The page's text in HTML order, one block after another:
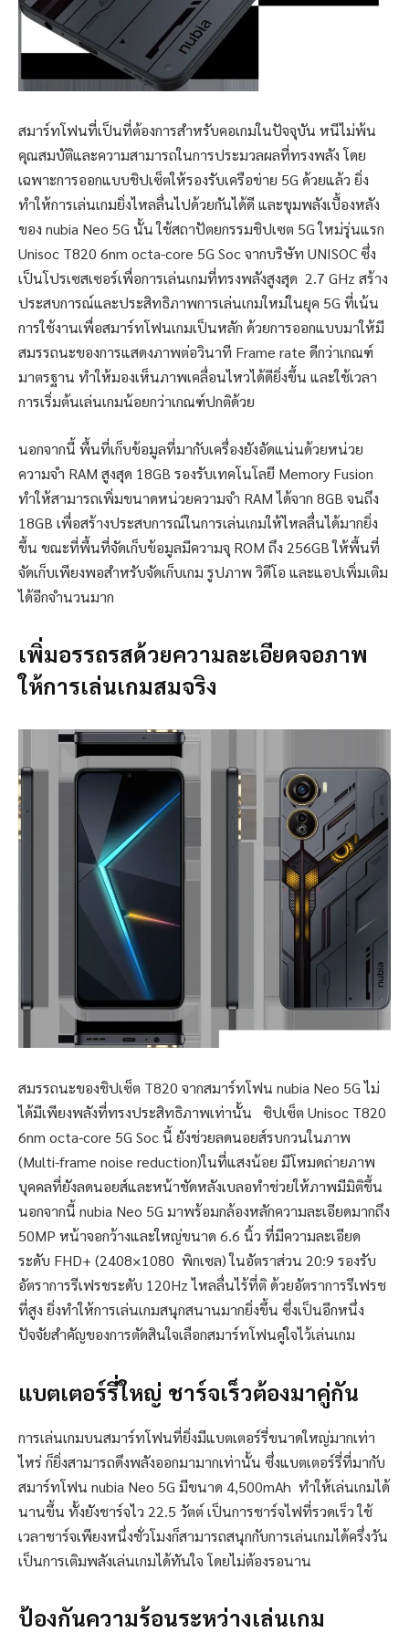
สมาร์ทโฟนที่เป็นที่ต้องการสำหรับคอเกมในปัจจุบัน หนีไม่พ้น
คุณสมบัติและความสามารถในการประมวลผลที่ทรงพลัง โดย
เฉพาะการออกแบบชิปเซ็ตให้รองรับเครือข่าย 5G ด้วยแล้ว ยิ่ง
ทำให้การเล่นเกมยิ่งไหลลื่นไปด้วยกันได้ดี และขุมพลังเบื้องหลัง
ของ nubia Neo 5G นั้น ใช้สถาปัตยกรรมชิปเซต 5G ใหม่รุ่นแรก
Unisoc T820 6nm octa-core 5G Soc จากบริษัท UNISOC ซึ่ง
เป็นโปรเซสเซอร์เพื่อการเล่นเกมที่ทรงพลังสูงสุด 2.7 GHz สร้าง
ประสบการณ์และประสิทธิภาพการเล่นเกมใหม่ในยุค 5G ที่เน้น
การใช้งานเพื่อสมาร์ทโฟนเกมเป็นหลัก ด้วยการออกแบบมาให้มี
สมรรถนะของการแสดงภาพต่อวินาที Frame rate ดีกว่าเกณฑ์
มาตรฐาน ทำให้มองเห็นภาพเคลื่อนไหวได้ดียิ่งขึ้น และใช้เวลา
การเริ่มต้นเล่นเกมน้อยกว่าเกณฑ์ปกติด้วย
นอกจากนี้ พื้นที่เก็บข้อมูลที่มากับเครื่องยังอัดแน่นด้วยหน่วย
ความจำ RAM สูงสุด 18GB รองรับเทคโนโลยี Memory Fusion
ทำให้สามารถเพิ่มขนาดหน่วยความจำ RAM ได้จาก 8GB จนถึง
18GB เพื่อสร้างประสบการณ์ในการเล่นเกมให้ไหลลื่นได้มากยิ่ง
ขึ้น ขณะที่พื้นที่จัดเก็บข้อมูลมีความจุ ROM ถึง 256GB ให้พื้นที่
จัดเก็บเพียงพอสำหรับจัดเก็บเกม รูปภาพ วิดีโอ และแอปเพิ่มเติม
ได้อีกจำนวนมาก
เพิ่มอรรถรสด้วยความละเอียดจอภาพ
ให้การเล่นเกมสมจริง
สมรรถนะของชิปเซ็ต T820 จากสมาร์ทโฟน nubia Neo 5G ไม่
ได้มีเพียงพลังที่ทรงประสิทธิภาพเท่านั้น ซิปเซ็ต Unisoc T820
6nm octa-core 5G Soc นี้ ยังช่วยลดนอยส์รบกวนในภาพ
(Multi-frame noise reduction)ในที่แสงน้อย มีโหมดถ่ายภาพ
บุคคลที่ยังลดนอยส์และหน้าชัดหลังเบลอทำช่วยให้ภาพมีมิติขึ้น
นอกจากนี้ nubia Neo 5G มาพร้อมกล้องหลักความละเอียดมากถึง
50MP หน้าจอกว้างและใหญ่ขนาด 6.6 นิ้ว ที่มีความละเอียด
ระดับ FHD+ (2408×1080 พิกเซล) ในอัตราส่วน 20:9 รองรับ
อัตราการรีเฟรชระดับ 120Hz ไหลลื่นไร้ที่ติ ด้วยอัตราการรีเฟรช
ที่สูง ยิ่งทำให้การเล่นเกมสนุกสนานมากยิ่งขึ้น ซึ่งเป็นอีกหนึ่ง
ปัจจัยสำคัญของการตัดสินใจเลือกสมาร์ทโฟนคู่ใจไว้เล่นเกม
แบตเตอร์รี่ใหญ่ ชาร์จเร็วต้องมาคู่กัน
การเล่นเกมบนสมาร์ทโฟนที่ยิ่งมีแบตเตอร์รี่ขนาดใหญ่มากเท่า
ไหร่ ก็ยิ่งสามารถดึงพลังออกมามากเท่านั้น ซึ่งแบตเตอร์รี่ที่มากับ
สมาร์ทโฟน nubia Neo 5G มีขนาด 4,500mAh ทำให้เล่นเกมได้
นานขึ้น ทั้งยังชาร์จไว 22.5 วัตต์ เป็นการชาร์จไฟที่รวดเร็ว ใช้
เวลาชาร์จเพียงหนึ่งชั่วโมงก็สามารถสนุกกับการเล่นเกมได้ครึ่งวัน
เป็นการเติมพลังเล่นเกมได้ทันใจ โดยไม่ต้องรอนาน
ป้องกันความร้อนระหว่างเล่นเกม